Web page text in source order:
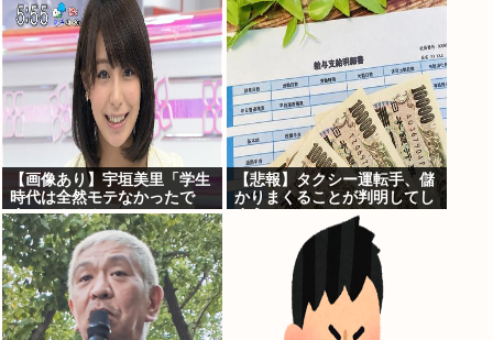
【画像あり】宇垣美里「学生
時代は全然モテなかったで
す」⇒！！！
【悲報】タクシー運転手、儲
かりまくることが判明してし